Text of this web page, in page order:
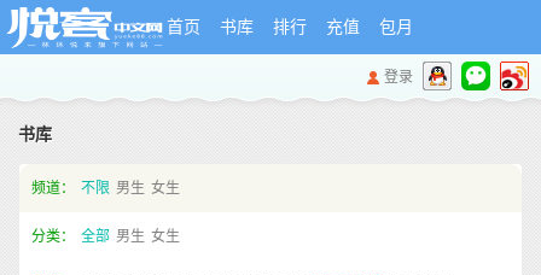
首页 书库 排行 充值 包月
登录
书库
频道： 不限 男生 女生
分类： 全部 男生 女生